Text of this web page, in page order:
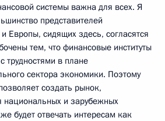
системы важна для всех. Я
представителей
Европы, сидящих здесь, согласятся
тем, что финансовые институты
трудностями в плане
сектора экономики. Поэтому
создать рынок,
национальных и зарубежных
будет отвечать интересам как